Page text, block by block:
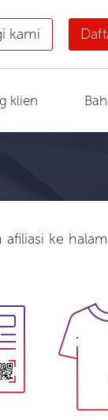
kami
klien
ke